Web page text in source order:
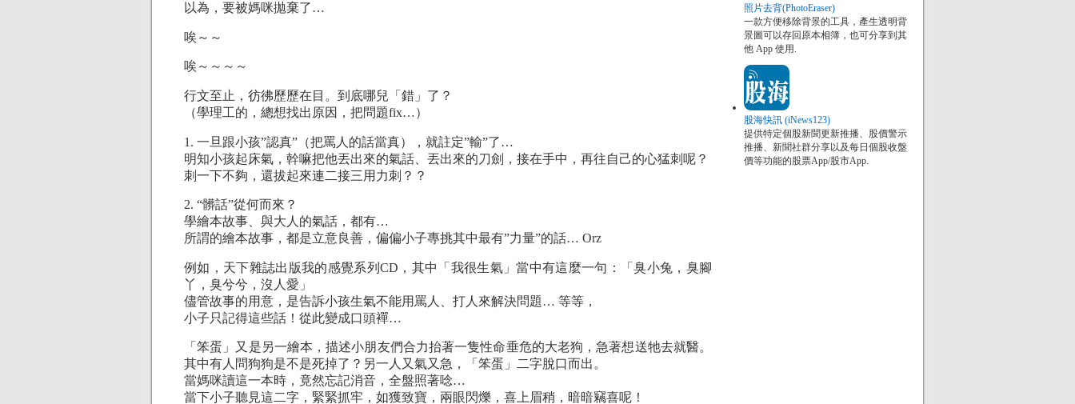
以為，要被媽咪拋棄了…
唉～～
唉～～～～
行文至止，彷彿歷歷在目。到底哪兒「錯」了？
（學理工的，總想找出原因，把問題fix…）
1. 一旦跟小孩”認真”（把罵人的話當真），就註定”輸”了…
明知小孩起床氣，幹嘛把他丟出來的氣話、丟出來的刀劍，接在手中，再往自己的心猛刺呢？
刺一下不夠，還拔起來連二接三用力刺？？
2. “髒話”從何而來？
學繪本故事、與大人的氣話，都有…
所謂的繪本故事，都是立意良善，偏偏小子專挑其中最有”力量”的話… Orz
例如，天下雜誌出版我的感覺系列CD，其中「我很生氣」當中有這麼一句：「臭小兔，臭腳
丫，臭兮兮，沒人愛」
儘管故事的用意，是告訴小孩生氣不能用罵人、打人來解決問題… 等等，
小子只記得這些話！從此變成口頭襌…
「笨蛋」又是另一繪本，描述小朋友們合力抬著一隻性命垂危的大老狗，急著想送牠去就醫。
其中有人問狗狗是不是死掉了？另一人又氣又急，「笨蛋」二字脫口而出。
當媽咪讀這一本時，竟然忘記消音，全盤照著唸…
當下小子聽見這二字，緊緊抓牢，如獲致寶，兩眼閃爍，喜上眉稍，暗暗竊喜呢！
照片去背(PhotoEraser)
一款方便移除背景的工具，產生透明背
景圖可以存回原本相簿，也可分享到其
他 App 使用.
股海快訊 (iNews123)
提供特定個股新聞更新推播、股價警示
推播、新聞社群分享以及每日個股收盤
價等功能的股票App/股市App.